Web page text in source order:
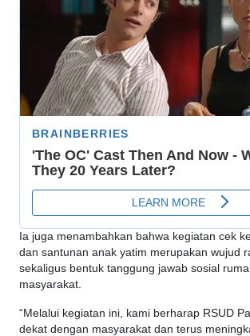
Ia juga menambahkan bahwa kegiatan cek
dan santunan anak yatim merupakan wujud
sekaligus bentuk tanggung jawab sosial
masyarakat.
“Melalui kegiatan ini, kami berharap RSUD
dekat dengan masyarakat dan terus